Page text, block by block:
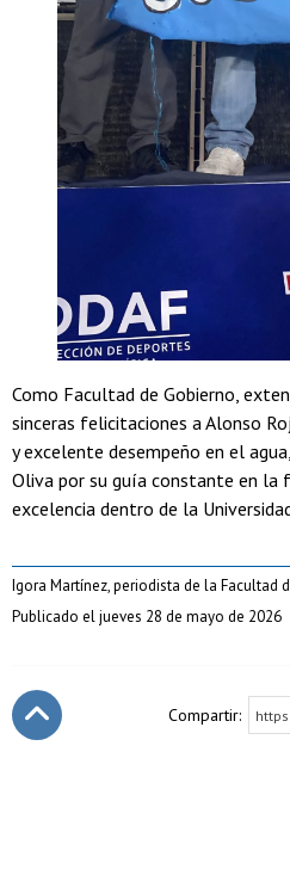
Como Facultad de Gobierno,
sinceras felicitaciones a Alonso
y excelente desempeño en el
Oliva por su guía constante en la
excelencia dentro de la
Igora Martínez, periodista de la Facultad
Publicado el jueves 28 de mayo de 2026
Compartir: